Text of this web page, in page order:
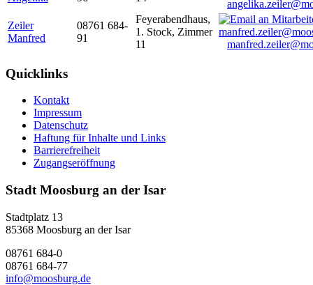
Zeiler
Manfred
08761 684-
91
Feyerabendhaus,
1. Stock, Zimmer
11
Quicklinks
Kontakt
Impressum
Datenschutz
Haftung für Inhalte und Links
Barrierefreiheit
Zugangseröffnung
Stadt Moosburg an der Isar
Stadtplatz 13
85368 Moosburg an der Isar
08761 684-0
08761 684-77
info@moosburg.de